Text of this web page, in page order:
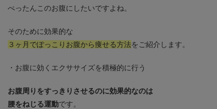
ぺったんこのお腹にしたいですよね。
そのために効果的な
３ヶ月でぽっこりお腹から痩せる方法をご紹介します。
・お腹に効くエクササイズを積極的に行う
お腹周りをすっきりさせるのに効果的なのは
腰をねじる運動です。